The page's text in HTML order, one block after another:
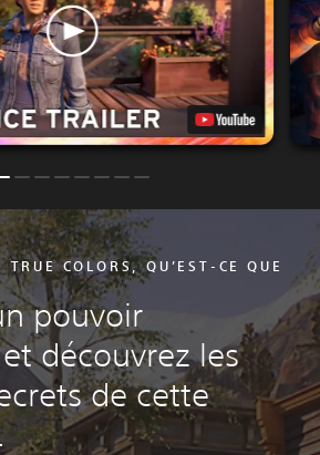
COLORS, QU’EST-CE QUE
pouvoir
découvrez les
de cette